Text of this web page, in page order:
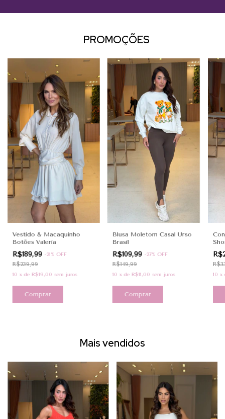
PROMOÇÕES
Vestido & Macaquinho
Botões Valeria
R$189,99 -21 %OFF
R$239,99
10 xde R$19,00 sem juros
Comprar
Blusa Moletom Casal Urso
Brasil
R$109,99-27%OFF
R$149,99
10 xde R$11,00 sem juros
Comprar
10 x
Mais vendidos